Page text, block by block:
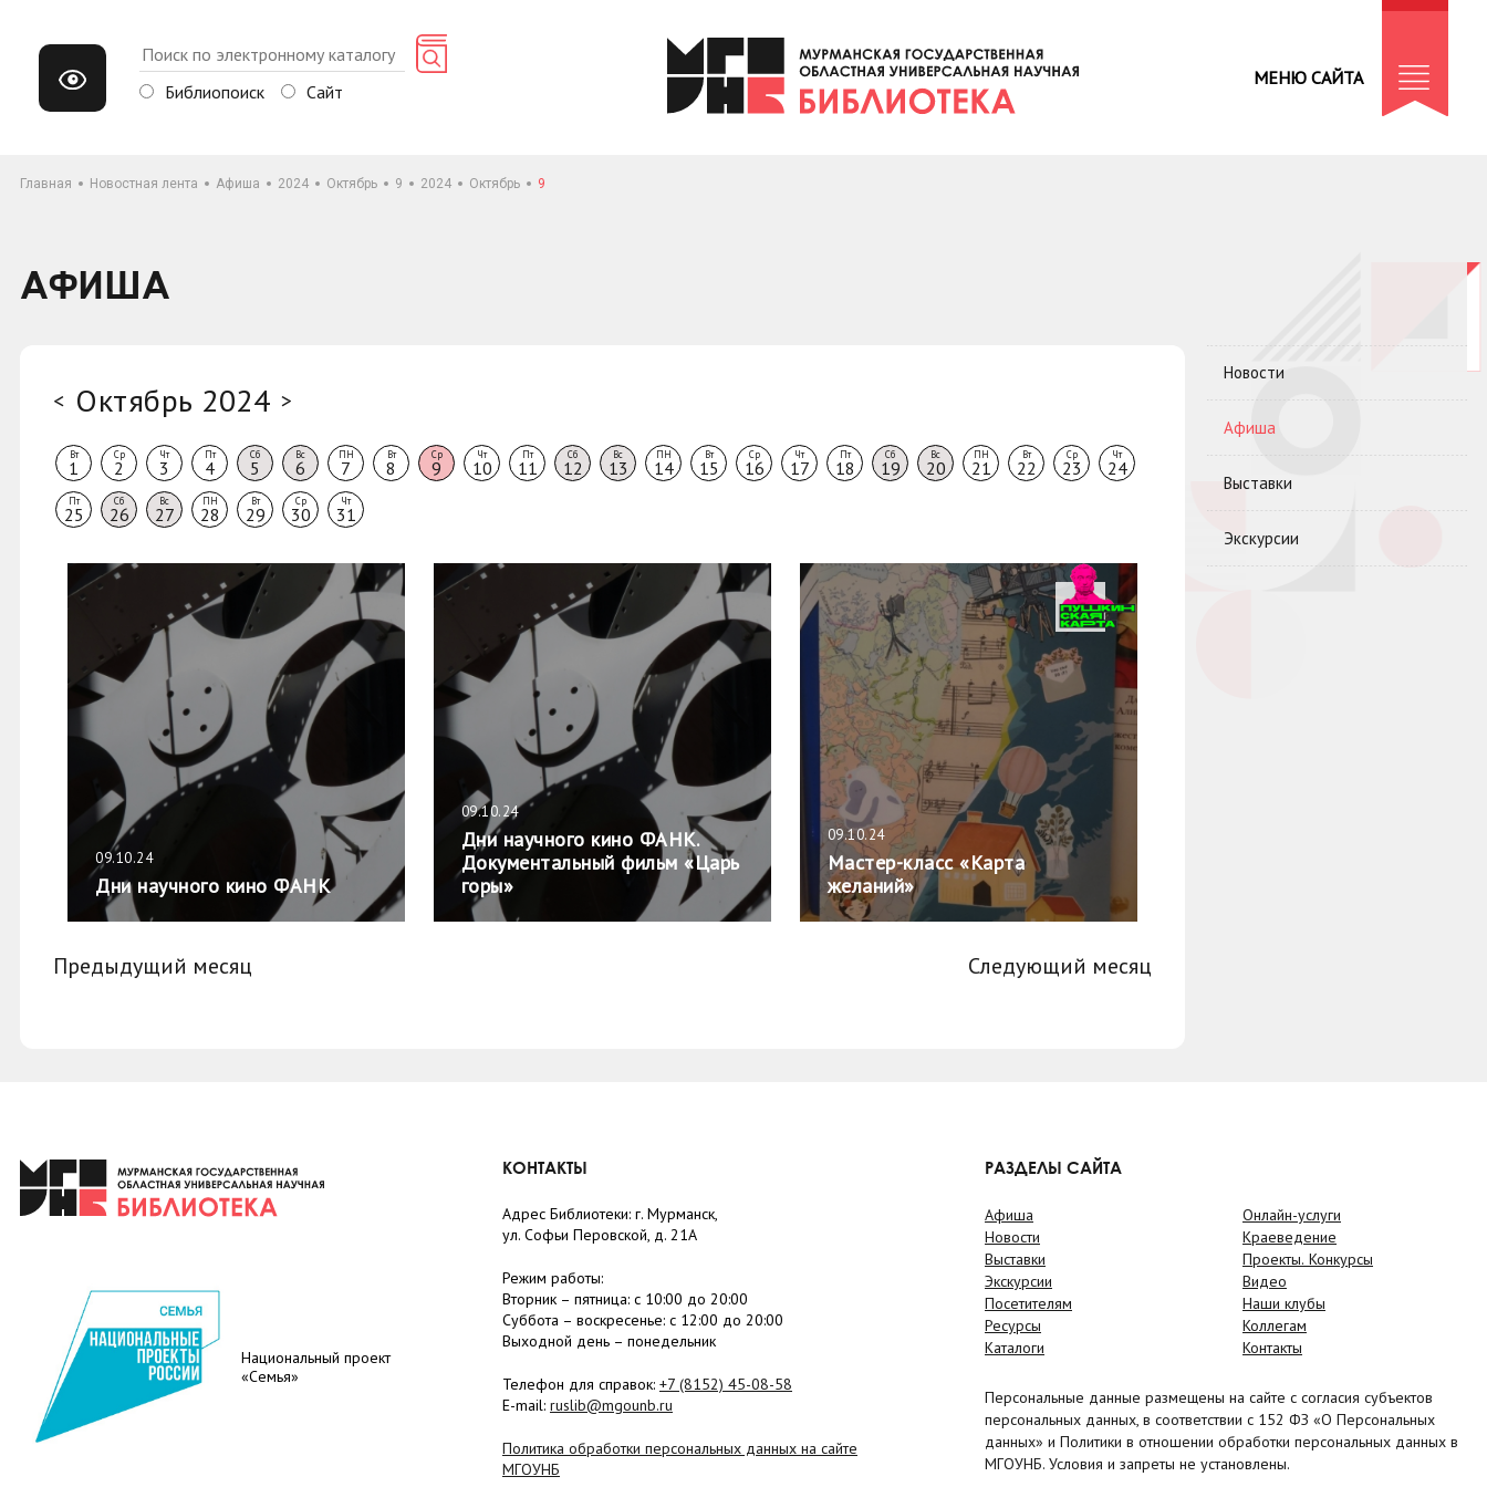
Библиопоиск Сайт
МЕНЮ САЙТА
Главная Новостная лента Афиша 2024 Октябрь 9 2024 Октябрь 9
АФИША
< Октябрь 2024 >
Вт
1
Ср
2
Чт
3
Пт
4
Сб
5
Вс
6
ПН
7
Вт
8
Ср
9
Чт
10
Пт
11
Сб
12
Вс
13
ПН
14
Вт
15
Ср
16
Чт
17
Пт
18
Сб
19
Вс
20
ПН
21
Вт
22
Ср
23
Чт
24
Пт
25
Сб
26
Вс
27
ПН
28
Вт
29
Ср
30
Чт
31
09.10.24
Дни научного кино ФАНК
09.10.24
Дни научного кино ФАНК.
Документальный фильм «Царь
горы»
09.10.24
Мастер-класс «Карта
желаний»
Предыдущий месяц Следующий месяц
Новости
Афиша
Выставки
Экскурсии
Национальный проект
«Семья»
КОНТАКТЫ
Адрес Библиотеки: г. Мурманск,
ул. Софьи Перовской, д. 21А
Режим работы:
Вторник – пятница: с 10:00 до 20:00
Суббота – воскресенье: c 12:00 до 20:00
Выходной день – понедельник
Телефон для справок: +7 (8152) 45-08-58
E-mail: ruslib@mgounb.ru
Политика обработки персональных данных на сайте
МГОУНБ
РАЗДЕЛЫ САЙТА
Афиша
Новости
Выставки
Экскурсии
Посетителям
Ресурсы
Каталоги
Онлайн-услуги
Краеведение
Проекты. Конкурсы
Видео
Наши клубы
Коллегам
Контакты
Персональные данные размещены на сайте с согласия субъектов
персональных данных, в соответствии с 152 ФЗ «О Персональных
данных» и Политики в отношении обработки персональных данных в
МГОУНБ. Условия и запреты не установлены.